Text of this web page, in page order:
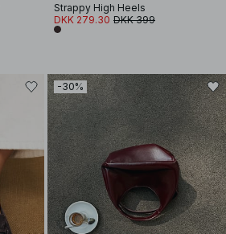
Strappy High Heels
DKK 279.30 DKK 399
-30%